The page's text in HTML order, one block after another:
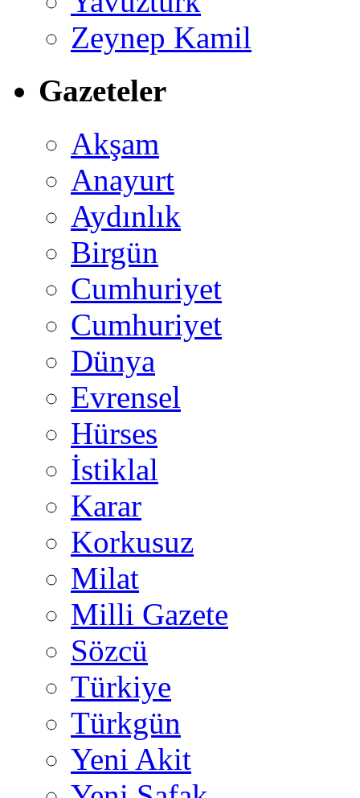
Zeynep Kamil
Gazeteler
Akşam
Anayurt
Aydınlık
Birgün
Cumhuriyet
Cumhuriyet
Dünya
Evrensel
Hürses
İstiklal
Karar
Korkusuz
Milat
Milli Gazete
Sözcü
Türkiye
Türkgün
Yeni Akit